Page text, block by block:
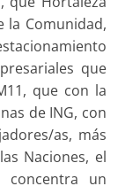
la Comunidad,
que
que con la
de ING, con
as, más
Naciones, el
concentra un